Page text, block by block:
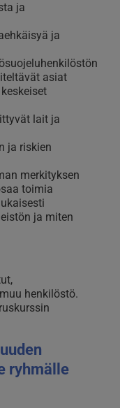
ja
ja
asiat
lait ja
ja riskien
merkityksen
toimia
ja miten
henkilöstö.
ryhmälle